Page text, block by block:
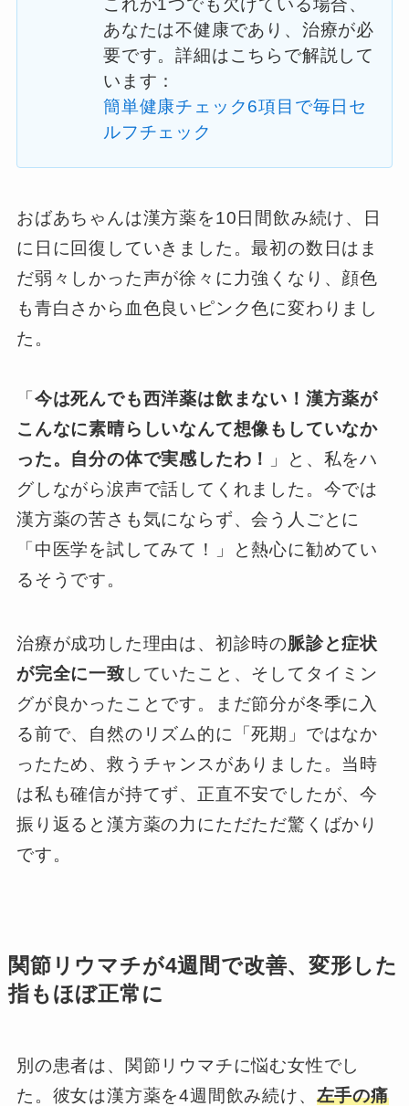
これが1つでも欠けている場合、
あなたは不健康であり、治療が必
要です。詳細はこちらで解説して
います：
簡単健康チェック6項目で毎日セ
ルフチェック
おばあちゃんは漢方薬を10日間飲み続け、日
に日に回復していきました。最初の数日はま
だ弱々しかった声が徐々に力強くなり、顔色
も青白さから血色良いピンク色に変わりまし
た。
「今は死んでも西洋薬は飲まない！漢方薬が
こんなに素晴らしいなんて想像もしていなか
った。自分の体で実感したわ！
」と、私をハ
グしながら涙声で話してくれました。今では
漢方薬の苦さも気にならず、会う人ごとに
「中医学を試してみて！」と熱心に勧めてい
るそうです。
治療が成功した理由は、初診時の脈診と症状
が完全に一致 していたこと、そしてタイミン
グが良かったことです。まだ節分が冬季に入
る前で、自然のリズム的に「死期」ではなか
ったため、救うチャンスがありました。当時
は私も確信が持てず、正直不安でしたが、今
振り返ると漢方薬の力にただただ驚くばかり
です。
関節リウマチが4週間で改善、変形した
指もほぼ正常に
別の患者は、関節リウマチに悩む女性でし
た。彼女は漢方薬を4週間飲み続け、 左手の痛